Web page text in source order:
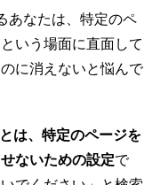
あなたは、特定のペ
いう場面に直面して
に消えないと悩んで
は、特定のページを
ないための設定で